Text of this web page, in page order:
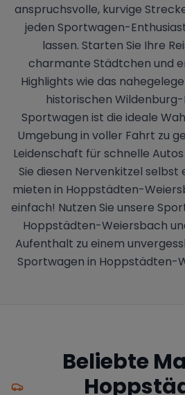
anspruchsvolle, kurvige
jeden Sportwagen-
lassen. Starten Sie Ihre
charmante Städtchen und
Highlights wie das
historischen Wildenburg-
Sportwagen ist die ideale
Umgebung in voller Fahrt zu
Leidenschaft für schnelle
Sie diesen Nervenkitzel selbst
mieten in Hoppstädten-
einfach! Nutzen Sie unsere
Hoppstädten-Weiersbach
Aufenthalt zu einem
Sportwagen in Hoppstädten-
Beliebte